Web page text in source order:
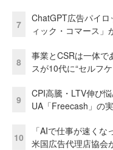
7
ChatGPT広告パイ
ィック・コマース」
8
事業とCSRは一体
スが10代に“セルフ
9
CPI高騰・LTV伸び
UA「Freecash」の
10
「AIで仕事が速く
米国広告代理店協会